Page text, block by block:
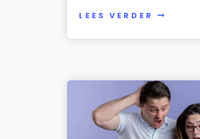
LEES VERDER